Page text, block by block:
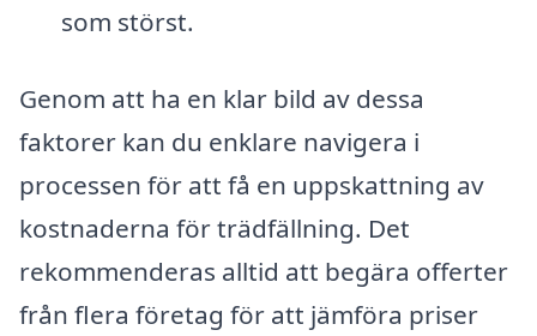
som störst.
Genom att ha en klar bild av dessa
faktorer kan du enklare navigera i
processen för att få en uppskattning av
kostnaderna för trädfällning. Det
rekommenderas alltid att begära offerter
från flera företag för att jämföra priser